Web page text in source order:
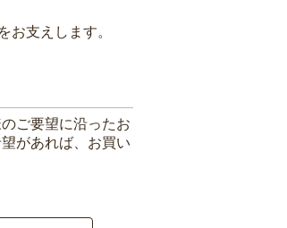
お支えします。
ご要望に沿ったお
があれば、お買い